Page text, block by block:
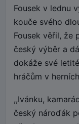
Fousek v lednu
kouče svého
Fousek věřil, že
český výběr a
dokáže své
hráčům v
,,Ivánku,
český nároďák